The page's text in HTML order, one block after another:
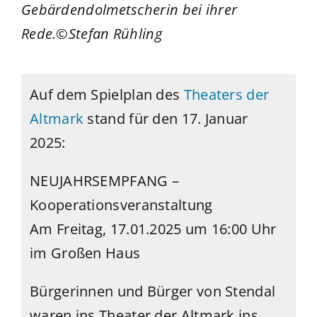
Gebärdendolmetscherin bei ihrer
Rede.©Stefan Rühling
Auf dem Spielplan des Theaters der
Altmark stand für den 17. Januar
2025:
NEUJAHRSEMPFANG –
Kooperationsveranstaltung
Am Freitag, 17.01.2025 um 16:00 Uhr
im Großen Haus
Bürgerinnen und Bürger von Stendal